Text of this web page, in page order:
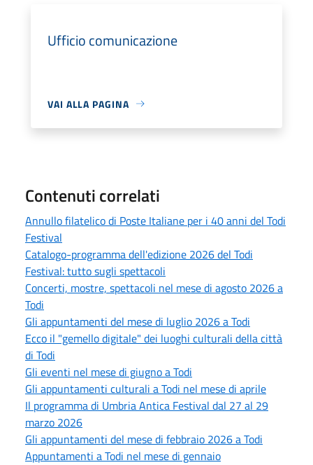
Ufficio comunicazione
VAI ALLA PAGINA
Contenuti correlati
Annullo filatelico di Poste Italiane per i 40 anni del Todi
Festival
Catalogo-programma dell'edizione 2026 del Todi
Festival: tutto sugli spettacoli
Concerti, mostre, spettacoli nel mese di agosto 2026 a
Todi
Gli appuntamenti del mese di luglio 2026 a Todi
Ecco il "gemello digitale" dei luoghi culturali della città
di Todi
Gli eventi nel mese di giugno a Todi
Gli appuntamenti culturali a Todi nel mese di aprile
Il programma di Umbria Antica Festival dal 27 al 29
marzo 2026
Gli appuntamenti del mese di febbraio 2026 a Todi
Appuntamenti a Todi nel mese di gennaio